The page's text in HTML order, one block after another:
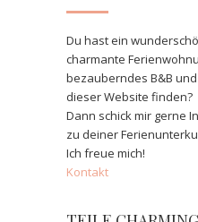
Du hast ein
charmante
bezauberndes B&B
dieser Website finden?
Dann schick mir gerne
zu deiner
Ich freue mich!
Kontakt